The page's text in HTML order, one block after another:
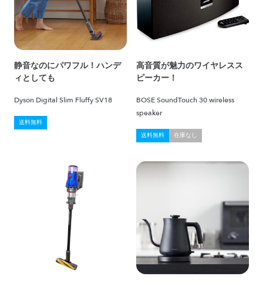
静音なのにパワフル！ハンデ
ィとしても
Dyson Digital Slim Fluffy SV18
送料無料
高音質が魅力のワイヤレスス
ピーカー！
BOSE SoundTouch 30 wireless
speaker
送料無料 在庫なし